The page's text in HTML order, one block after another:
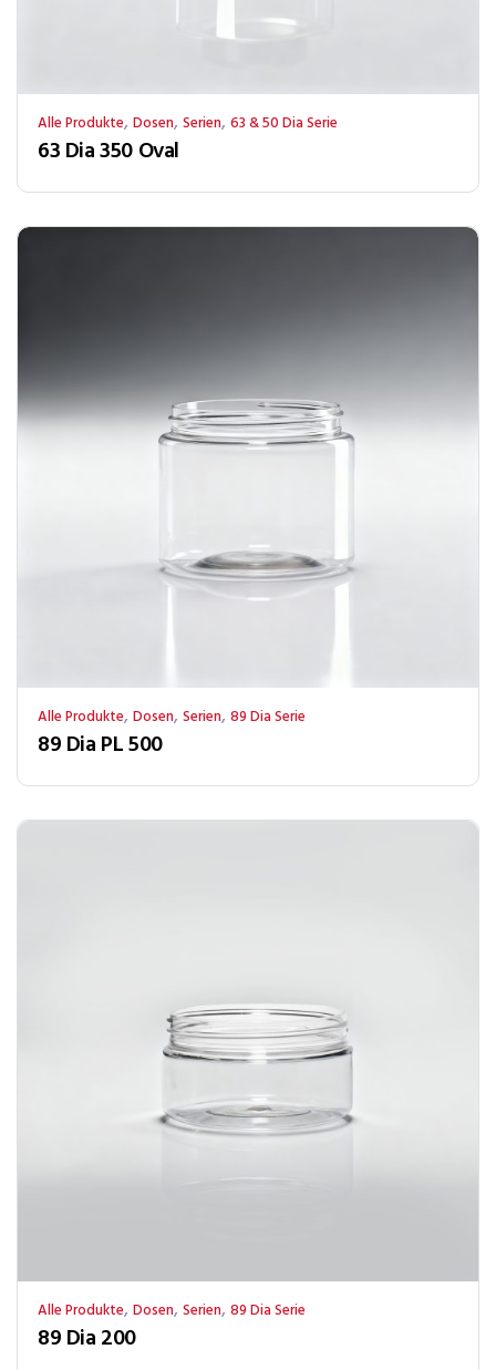
Alle Produkte, Dosen, Serien, 63 & 50 Dia Serie
63 Dia 350 Oval
Alle Produkte, Dosen, Serien, 89 Dia Serie
89 Dia PL 500
Alle Produkte, Dosen, Serien, 89 Dia Serie
89 Dia 200